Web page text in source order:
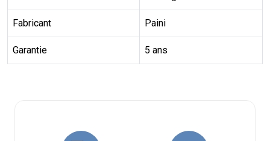
Fabricant Paini
Garantie 5 ans